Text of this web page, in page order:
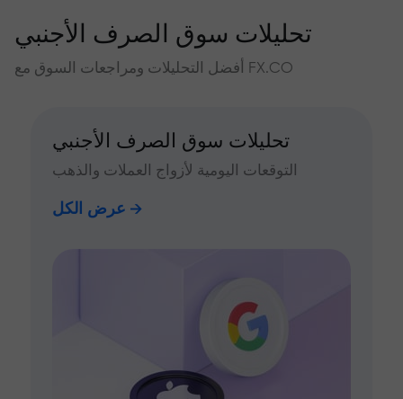
تحليلات سوق الصرف الأجنبي
أفضل التحليلات ومراجعات السوق مع FX.CO
تحليلات سوق الصرف الأجنبي
التوقعات اليومية لأزواج العملات والذهب
عرض الكل